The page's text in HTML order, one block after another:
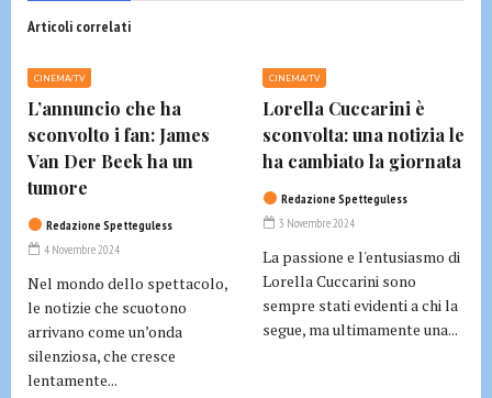
Articoli correlati
CINEMA/TV
L’annuncio che ha
sconvolto i fan: James
Van Der Beek ha un
tumore
Redazione Spetteguless
4 Novembre 2024
Nel mondo dello spettacolo,
le notizie che scuotono
arrivano come un’onda
silenziosa, che cresce
lentamente...
CINEMA/TV
Lorella Cuccarini è
sconvolta: una notizia le
ha cambiato la giornata
Redazione Spetteguless
3 Novembre 2024
La passione e l'entusiasmo di
Lorella Cuccarini sono
sempre stati evidenti a chi la
segue, ma ultimamente una...